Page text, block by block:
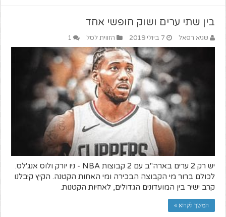
בין שתי ערים ושוק חופשי אחד
שגיא רפאל 7 ביולי 2019 הזווית לסל 1
יש רק 2 ערים בארה"ב עם 2 קבוצות NBA - ניו יורק ולוס אנג'לס.
לכולם ברור מי הקבוצה הבכירה ומי האחות הקטנה. הקיץ קיבלנו
קרב ישיר בין המועדונים הגדולים, לאחיות הקטנות.
המשך לקרוא »